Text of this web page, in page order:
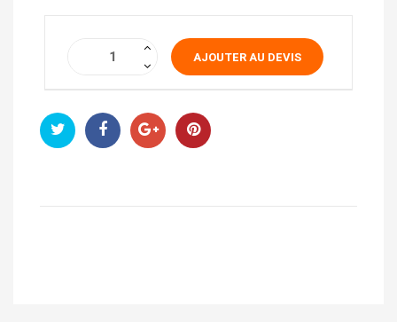
AJOUTER AU DEVIS